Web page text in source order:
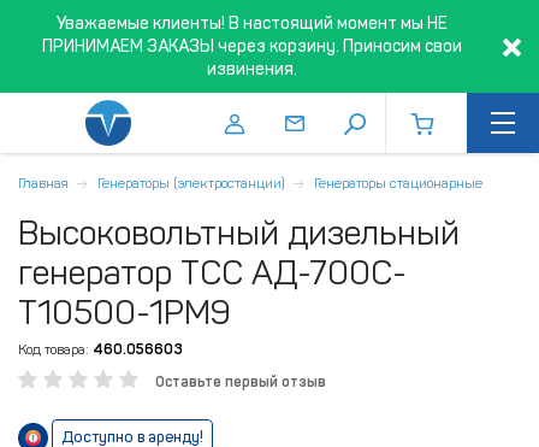
Уважаемые клиенты! В настоящий момент мы НЕ
ПРИНИМАЕМ ЗАКАЗЫ через корзину. Приносим свои
извинения.
Главная Генераторы (электростанции) Генераторы стационарные
Высоковольтный дизельный
генератор ТСС АД-700С-
Т10500-1РМ9
Код товара: 460.056603
Оставьте первый отзыв
Доступно в аренду!